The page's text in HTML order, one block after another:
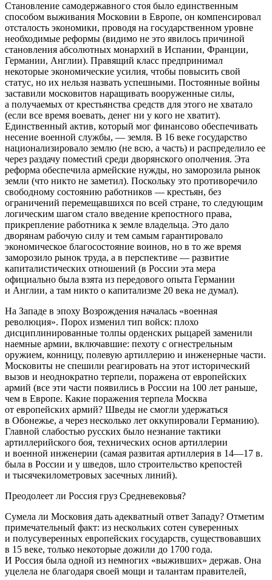
Становление самодержавного стоя было единственным
способом выживания Московии в Европе, он компенсировал
отсталость экономики, проводя на государственном уровне
необходимые реформы (видимо не это явилось причиной
становления абсолютных монархий в Испании, Франции,
Германии, Англии). Правящий класс предпринимал
некоторые экономические усилия, чтобы повысить свой
статус, но их нельзя назвать успешными. Постоянные войны
заставили москови­тов наращивать вооруженные си­лы,
а получаемых от крестьянства средств для этого не хватало
(если все время воевать, денег ни у кого не хватит).
Единственный актив, который мог финансово обеспечивать
несение воен­ной службы, — земля. В 16 веке государство
национализировало зе­млю (не всю, а часть) и распределило ее
через раздачу поместий среди дворянского ополчения. Эта
реформа обеспечи­ла армейские нужды, но заморози­ла рынок
земли (что никто не заметил). Поскольку это противоречило
свободному состоя­нию работников — крестьян, без
ограничений перемещавшихся по всей стране, то следующим
логиче­ским шагом стало введение крепо­стного права,
прикрепление работ­ника к земле владельца. Это дало
дворянам рабочую силу и тем са­мым гарантировало
экономическое благосостояние воинов, но в то же время
заморозило рынок труда, а в перспективе — развитие
капитали­стических отношений (в России эта мера
официально была взята из передового опыта Германии
и Англии, а там никто о капитализме 20 века не думал).
На Западе в эпоху Возрождения началась «военная
революция». Порох изменил тип войск: плохо
дисциплинированные толпы орденских рыцарей заменили
наемные армии, включавшие: пехоту с огнестрельным
оружием, конницу, полевую артиллерию и инженерные части.
Московиты не спешили реагировать на этот исторический
вызов и неоднократно терпели, поражена от европейских
армий (все эти части появились в России на 100 лет раньше,
чем в Европе. Какие поражения терпела Москва
от европейских армий? Шведы не смогли удержаться
в Обонежье, а через несколько лет оккупировали Германию).
Главной слабостью русских было незнание тактики
артиллерийского боя, технических основ артиллерии
и военной инженерии (самая развитая артиллерия в 14—17 в.
была в России и у шведов, шло строительство крепостей
и тысячекилометровых засечных линий).
Преодолеет ли Россия груз Средневековья?
Сумела ли Московия дать адекват­ный ответ Западу? Отметим
приме­чательный факт: из нескольких со­тен суверенных
и полусуверенных европейских государств, существо­вавших
в 15 веке, только некоторые дожили до 1700 года.
И Россия бы­ла одной из немногих «выживших» держав. Она
уцелела не благодаря своей мощи и талантам правителей,